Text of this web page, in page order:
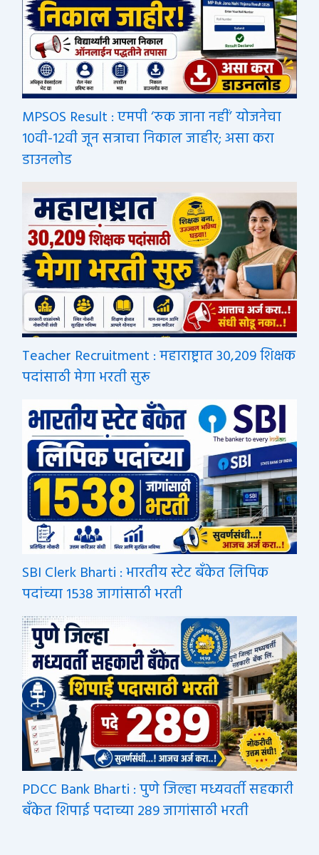
MPSOS Result : एमपी ‘रुक जाना नहीं’ योजनेचा
10वी-12वी जून सत्राचा निकाल जाहीर; असा करा
डाउनलोड
Teacher Recruitment : महाराष्ट्रात 30,209 शिक्षक
पदांसाठी मेगा भरती सुरू
SBI Clerk Bharti : भारतीय स्टेट बँकेत लिपिक
पदांच्या 1538 जागांसाठी भरती
PDCC Bank Bharti : पुणे जिल्हा मध्यवर्ती सहकारी
बँकेत शिपाई पदाच्या 289 जागांसाठी भरती